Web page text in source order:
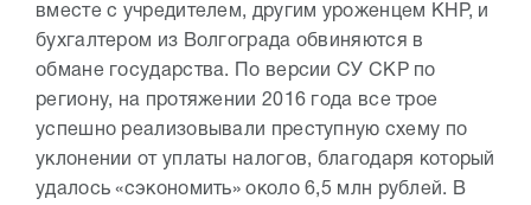
вместе с учредителем, другим уроженцем КНР, и
бухгалтером из Волгограда обвиняются в
обмане государства. По версии СУ СКР по
региону, на протяжении 2016 года все трое
успешно реализовывали преступную схему по
уклонении от уплаты налогов, благодаря который
удалось «сэкономить» около 6,5 млн рублей. В